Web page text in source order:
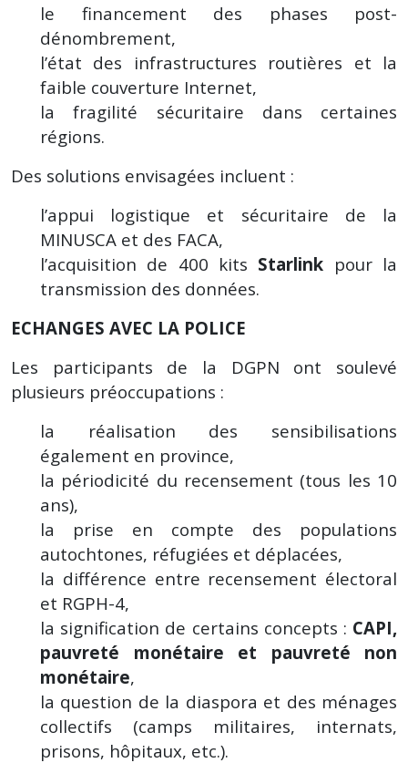
le financement des phases post-
dénombrement,
l’état des infrastructures routières et la
faible couverture Internet,
la fragilité sécuritaire dans certaines
régions.
Des solutions envisagées incluent :
l’appui logistique et sécuritaire de la
MINUSCA et des FACA,
l’acquisition de 400 kits Starlink pour la
transmission des données.
ECHANGES AVEC LA POLICE
Les participants de la DGPN ont soulevé
plusieurs préoccupations :
la réalisation des sensibilisations
également en province,
la périodicité du recensement (tous les 10
ans),
la prise en compte des populations
autochtones, réfugiées et déplacées,
la différence entre recensement électoral
et RGPH-4,
la signification de certains concepts : CAPI,
pauvreté monétaire et pauvreté non
monétaire,
la question de la diaspora et des ménages
collectifs (camps militaires, internats,
prisons, hôpitaux, etc.).